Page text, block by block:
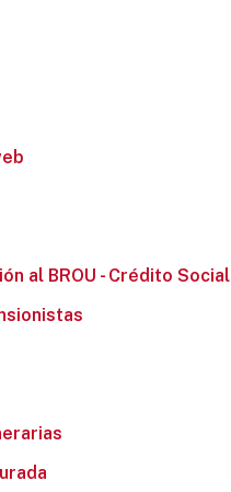
al BROU - Crédito Social